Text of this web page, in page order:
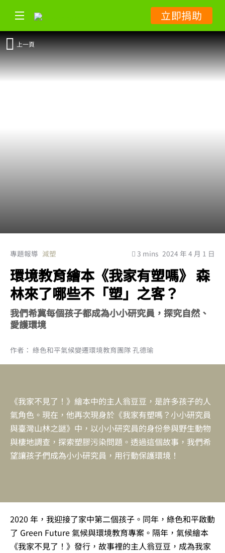
立即捐助
上一頁
專題報導 減塑 3 mins 2024 年 4 月 1 日
環境教育繪本《我家有塑嗎》 森
林來了哪些不「塑」之客？
我們希冀每個孩子都成為小小研究員，探究自然、
愛護環境
作者： 綠色和平氣候變遷環境教育團隊 孔德瑜
《我家不見了！》繪本中的主人翁豆豆，是許多孩子的人
氣角色。現在，他再次現身於《我家有塑嗎？小小研究員
與臺灣山林之謎》中，以小小研究員的身份參與野生動物
與棲地調查，探索塑膠污染問題。透過這個故事，我們希
望讓孩子們成為小小研究員，用行動保護環境！
2020 年，我迎接了家中第二個孩子。同年，綠色和平啟動
了 Green Future 氣候與環境教育專案。隔年，氣候繪本
《我家不見了！》發行，故事裡的主人翁豆豆，成為我家